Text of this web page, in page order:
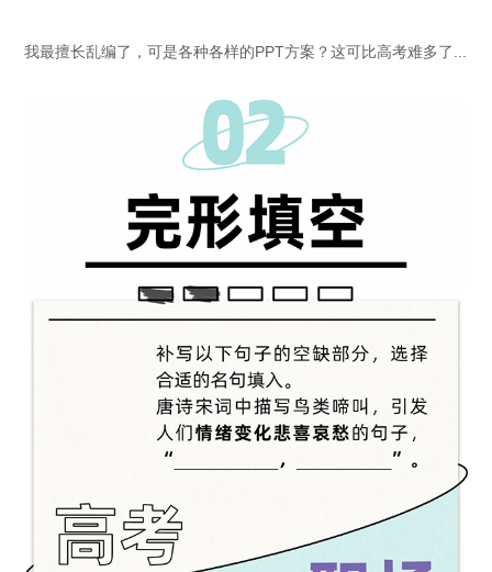
我最擅长乱编了，可是各种各样的PPT方案？这可比高考难多了...